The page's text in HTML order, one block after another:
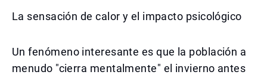
La sensación de calor y el impacto psicológico
Un fenómeno interesante es que la población a
menudo "cierra mentalmente" el invierno antes